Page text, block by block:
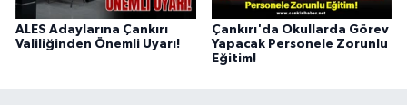
ALES Adaylarına Çankırı
Valiliğinden Önemli Uyarı!
Çankırı'da Okullarda Görev
Yapacak Personele Zorunlu
Eğitim!